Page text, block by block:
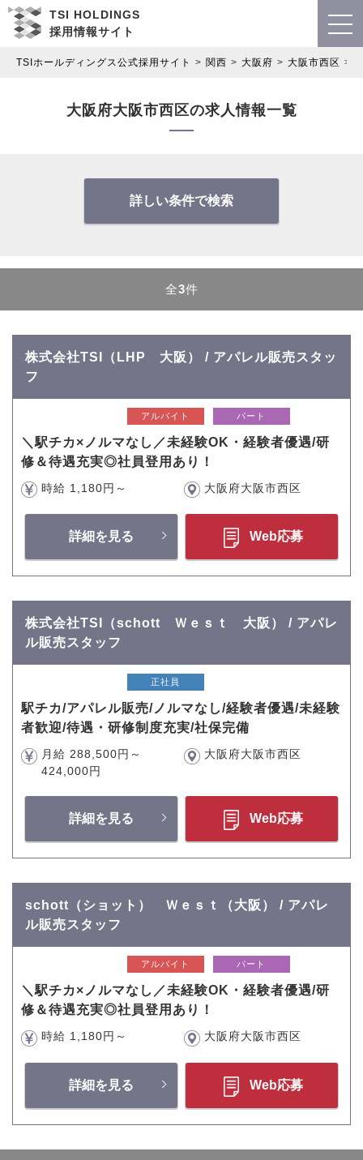
TSI HOLDINGS
採用情報サイト
TSIホールディングス公式採用サイト 関西 大阪府 大阪市西区
大阪府大阪市西区の求人情報一覧
詳しい条件で検索
全3件
株式会社TSI（LHP 大阪） / アパレル販売スタッ
フ
アルバイト パート
＼駅チカ×ノルマなし／未経験OK・経験者優遇/研
修＆待遇充実◎社員登用あり！
時給 1,180円～ 大阪府大阪市西区
詳細を見る Web応募
株式会社TSI（schott Ｗｅｓｔ 大阪） / アパレ
ル販売スタッフ
正社員
駅チカ/アパレル販売/ノルマなし/経験者優遇/未経験
者歓迎/待遇・研修制度充実/社保完備
月給 288,500円～
424,000円
大阪府大阪市西区
詳細を見る Web応募
schott（ショット） Ｗｅｓｔ（大阪） / アパレ
ル販売スタッフ
アルバイト パート
＼駅チカ×ノルマなし／未経験OK・経験者優遇/研
修＆待遇充実◎社員登用あり！
時給 1,180円～ 大阪府大阪市西区
詳細を見る Web応募